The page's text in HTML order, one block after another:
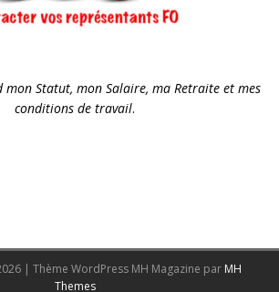
mon Statut, mon Salaire, ma Retraite et mes
conditions de travail.
| Thème WordPress MH Magazine par MH
Themes